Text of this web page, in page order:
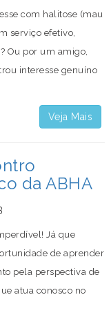
com halitose (mau
serviço efetivo,
Ou por um amigo,
interesse genuíno
Veja Mais
da ABHA
Já que
de aprender
pela perspectiva de
atua conosco no